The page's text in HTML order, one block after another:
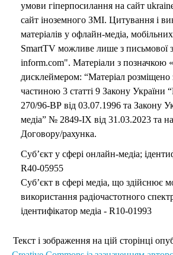
умови гіперпосилання на сайт
сайт іноземного ЗМІ. Цитування і
матеріалів у офлайн-медіа,
SmartTV можливе лише з письмової
inform.com". Матеріали з позначкою
дисклеймером: “Матеріал розміщено
частиною 3 статті 9 Закону
270/96-ВР від 03.07.1996 та Закону
медіа” № 2849-IX від 31.03.2023 та на
Договору/рахунка.
Суб’єкт у сфері онлайн-медіа;
R40-05955
Суб’єкт в сфері медіа, що здійснює
використання радіочастотного
ідентифікатор медіа - R10-01993
Текст і зображення на цій сторінці